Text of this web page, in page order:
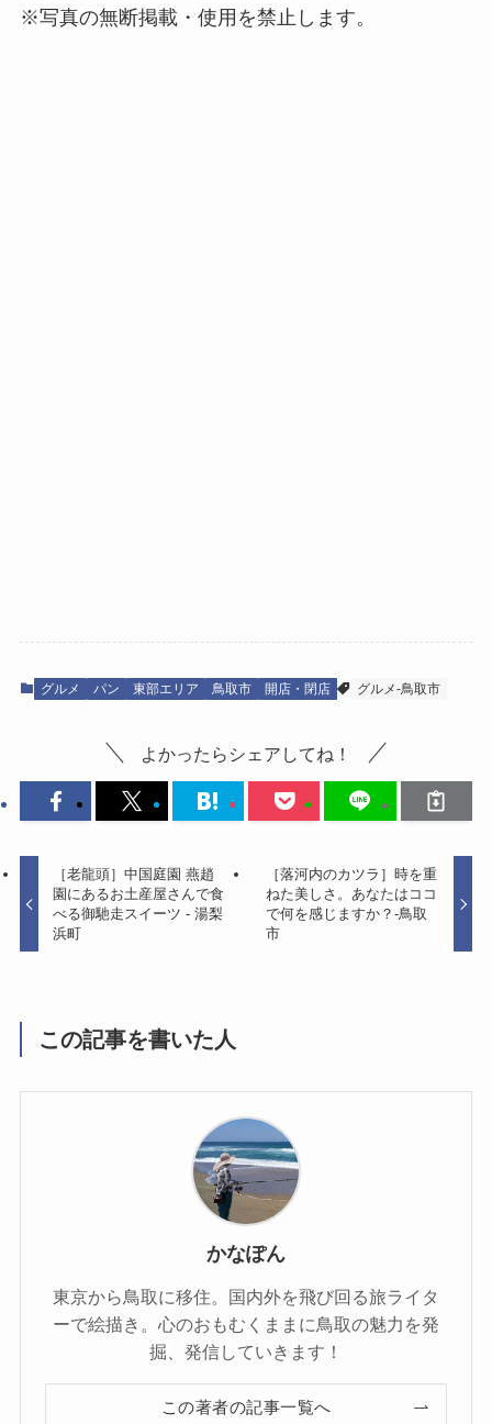
※写真の無断掲載・使用を禁止します。
グルメ パン 東部エリア 鳥取市 開店・閉店 グルメ-鳥取市
よかったらシェアしてね！
［老龍頭］中国庭園 燕趙
園にあるお土産屋さんで食
べる御馳走スイーツ - 湯梨
浜町
［落河内のカツラ］時を重
ねた美しさ。あなたはココ
で何を感じますか？-鳥取
市
この記事を書いた人
かなぽん
東京から鳥取に移住。国内外を飛び回る旅ライタ
ーで絵描き。心のおもむくままに鳥取の魅力を発
掘、発信していきます！
この著者の記事一覧へ